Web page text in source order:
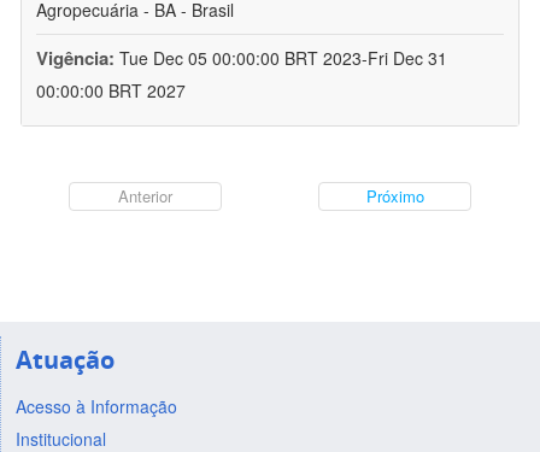
Agropecuária - BA - Brasil
Vigência: Tue Dec 05 00:00:00 BRT 2023-Fri Dec 31
00:00:00 BRT 2027
Anterior Próximo
Atuação
Acesso à Informação
Institucional